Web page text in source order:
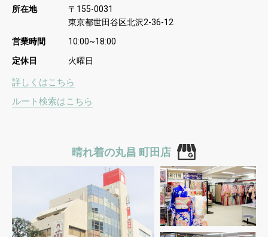
所在地 〒 155-0031
東京都世田谷区北沢2-36-12
営業時間 10:00~18:00
定休日 火曜日
詳しくはこちら
ルート検索はこちら
晴れ着の丸昌 町田店